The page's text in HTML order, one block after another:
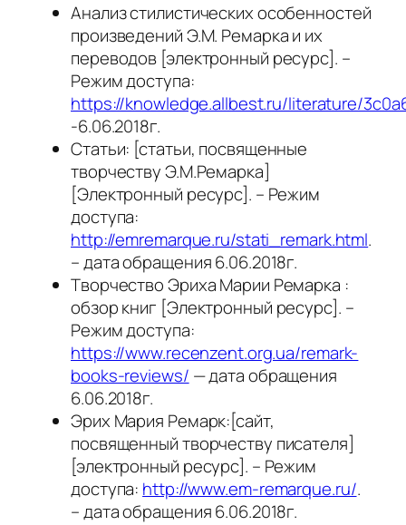
Анализ стилистических особенностей
произведений Э.М. Ремарка и их
переводов [электронный ресурс]. –
Режим доступа:
https://knowledge.allbest.ru/literature/
-6.06.2018г.
Статьи: [статьи, посвященные
творчеству Э.М.Ремарка]
[Электронный ресурс]. – Режим
доступа:
http://emremarque.ru/stati_remark.html.
– дата обращения 6.06.2018г.
Творчество Эриха Марии Ремарка :
обзор книг [Электронный ресурс]. –
Режим доступа:
https://www.recenzent.org.ua/remark-
books-reviews/ — дата обращения
6.06.2018г.
Эрих Мария Ремарк:[сайт,
посвященный творчеству писателя]
[электронный ресурс]. – Режим
доступа: http://www.em-remarque.ru/.
– дата обращения 6.06.2018г.